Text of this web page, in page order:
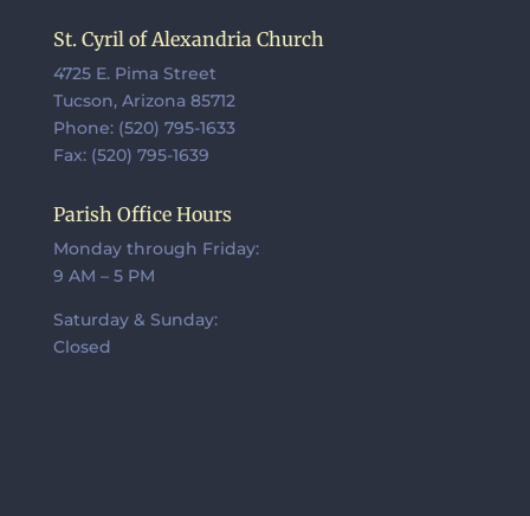
St. Cyril of Alexandria Church
4725 E. Pima Street
Tucson, Arizona 85712
Phone: (520) 795-1633
Fax: (520) 795-1639
Parish Office Hours
Monday through Friday:
9 AM – 5 PM
Saturday & Sunday:
Closed